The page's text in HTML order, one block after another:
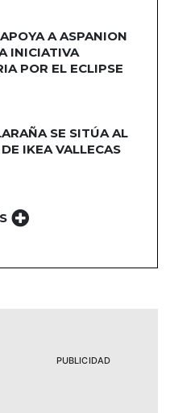
A ASPANION
INICIATIVA
POR EL ECLIPSE
SE SITÚA AL
IKEA VALLECAS
PUBLICIDAD